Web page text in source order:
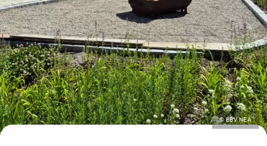
© BBV NEA©